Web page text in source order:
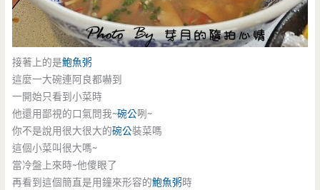
接著上的是鮑魚粥
這麼一大碗連阿良都嚇到
一開始只看到小菜時
他還用鄙視的口氣問我~碗公咧~
你不是說用很大很大的碗公裝菜嗎
這個小菜叫很大嗎~
當冷盤上來時~他傻眼了
再看到這個簡直是用鐘來形容的鮑魚粥時